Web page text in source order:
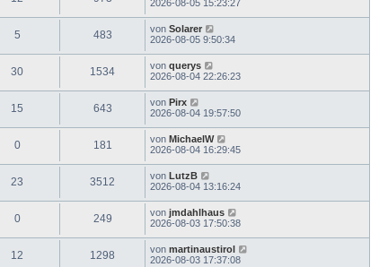
2026-08-05 15:23:27
5 483 von Solarer
2026-08-05 9:50:34
30 1534 von querys
2026-08-04 22:26:23
15 643 von Pirx
2026-08-04 19:57:50
0 181 von MichaelW
2026-08-04 16:29:45
23 3512 von LutzB
2026-08-04 13:16:24
0 249 von jmdahlhaus
2026-08-03 17:50:38
12 1298 von martinaustirol
2026-08-03 17:37:08